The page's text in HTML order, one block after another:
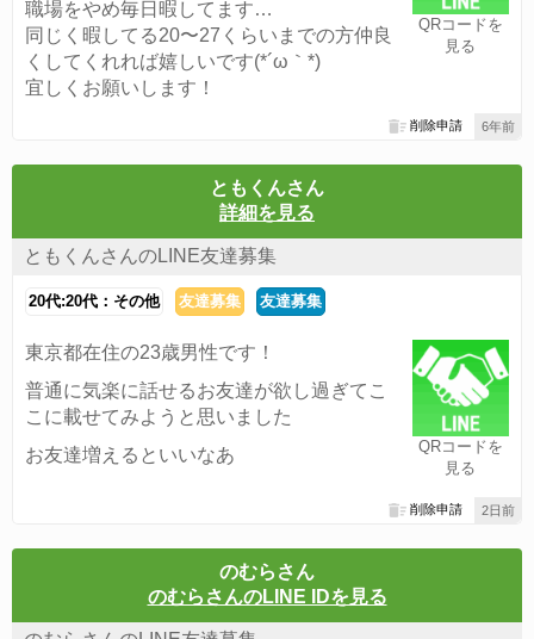
QRコードを
見る
職場をやめ毎日暇してます…
同じく暇してる20〜27くらいまでの方仲良
くしてくれれば嬉しいです(*´ω｀*)
宜しくお願いします！
6年前
削除申請
ともくんさん
詳細を見る
ともくんさんのLINE友達募集
20代:20代：その他 友達募集 友達募集
QRコードを
見る
東京都在住の23歳男性です！
普通に気楽に話せるお友達が欲し過ぎてこ
こに載せてみようと思いました
お友達増えるといいなあ
2日前
削除申請
のむらさん
のむらさんのLINE IDを見る